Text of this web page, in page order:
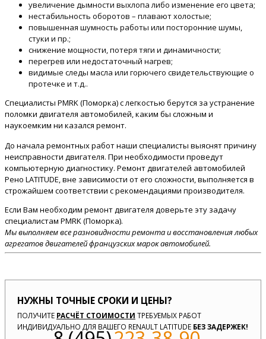
увеличение дымности выхлопа либо изменение его цвета;
нестабильность оборотов – плавают холостые;
повышенная шумность работы или посторонние шумы,
стуки и пр.;
снижение мощности, потеря тяги и динамичности;
перегрев или недостаточный нагрев;
видимые следы масла или горючего свидетельствующие о
протечке и т.д..
Специалисты PMRK (Поморка) с легкостью берутся за устранение
поломки двигателя автомобилей, каким бы сложным и
наукоемким ни казался ремонт.
До начала ремонтных работ наши специалисты выяснят причину
неисправности двигателя. При необходимости проведут
компьютерную диагностику. Ремонт двигателей автомобилей
Рено LATITUDE, вне зависимости от его сложности, выполняется в
строжайшем соответствии с рекомендациями производителя.
Если Вам необходим ремонт двигателя доверьте эту задачу
специалистам PMRK (Поморка).
Мы выполняем все разновидности ремонта и восстановления любых
агрегатов двигателей французских марок автомобилей.
НУЖНЫ ТОЧНЫЕ СРОКИ И ЦЕНЫ?
ПОЛУЧИТЕ РАСЧЁТ СТОИМОСТИ ТРЕБУЕМЫХ РАБОТ
ИНДИВИДУАЛЬНО ДЛЯ ВАШЕГО RENAULT LATITUDE БЕЗ ЗАДЕРЖЕК!